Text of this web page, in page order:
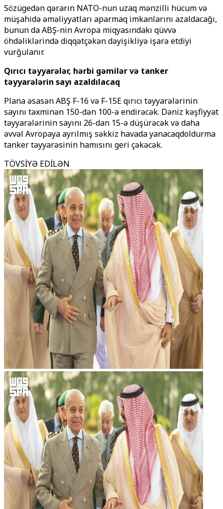
Sözügedən qərarın NATO-nun uzaq mənzilli hücum və
müşahidə əməliyyatları aparmaq imkanlarını azaldacağı,
bunun da ABŞ-nin Avropa miqyasındakı qüvvə
öhdəliklərində diqqətçəkən dəyişikliyə işarə etdiyi
vurğulanır.
Qırıcı təyyarələr, hərbi gəmilər və tanker
təyyarələrin sayı azaldılacaq
Plana əsasən ABŞ F-16 və F-15E qırıcı təyyarələrinin
sayını təxminən 150-dən 100-ə endirəcək. Dəniz kəşfiyyat
təyyarələrinin sayını 26-dan 15-ə düşürəcək və daha
əvvəl Avropaya ayrılmış səkkiz havada yanacaqdoldurma
tanker təyyarəsinin hamısını geri çəkəcək.
TÖVSİYƏ EDİLƏN